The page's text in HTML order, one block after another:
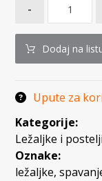
-
Dodaj na
Upute za
Kategorije:
Ležaljke i
Oznake:
ležaljke,